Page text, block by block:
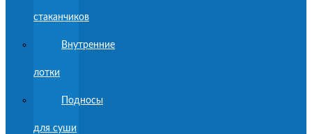
стаканчиков
Внутренние
лотки
Подносы
для суши